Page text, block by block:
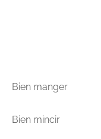
Bien manger
Bien mincir